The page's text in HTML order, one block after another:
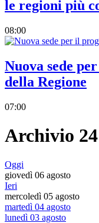
le regioni più
08:00
Nuova sede
della Regione
07:00
Archivio
Oggi
giovedì 06 agosto
Ieri
mercoledì 05 agosto
martedì 04 agosto
lunedì 03 agosto